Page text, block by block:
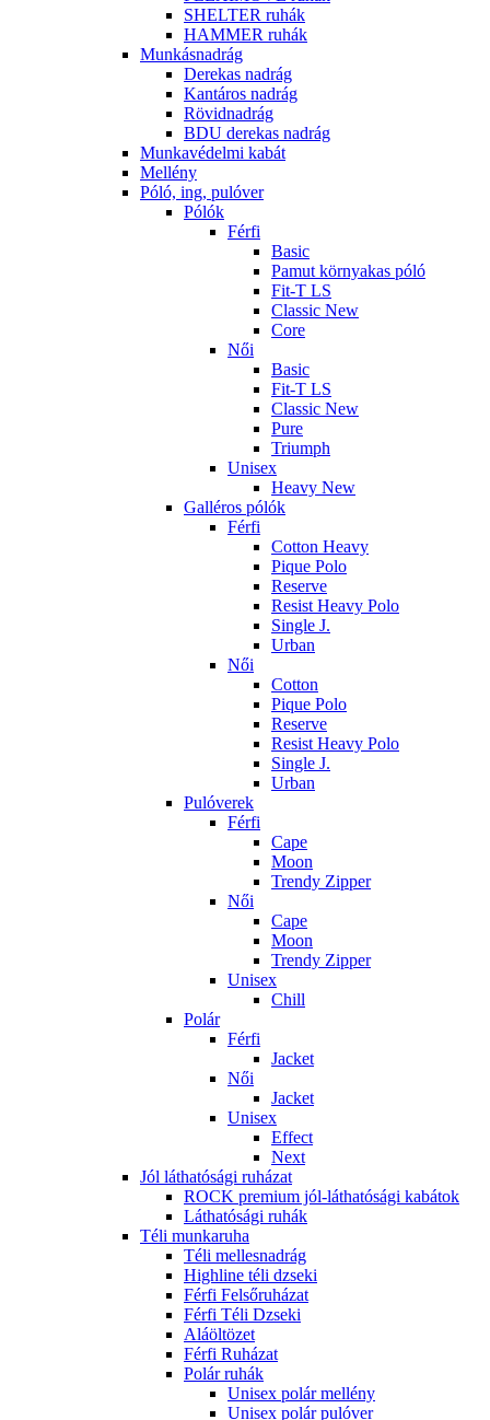
SHELTER ruhák
HAMMER ruhák
Munkásnadrág
Derekas nadrág
Kantáros nadrág
Rövidnadrág
BDU derekas nadrág
Munkavédelmi kabát
Mellény
Póló, ing, pulóver
Pólók
Férfi
Basic
Pamut környakas póló
Fit-T LS
Classic New
Core
Női
Basic
Fit-T LS
Classic New
Pure
Triumph
Unisex
Heavy New
Galléros pólók
Férfi
Cotton Heavy
Pique Polo
Reserve
Resist Heavy Polo
Single J.
Urban
Női
Cotton
Pique Polo
Reserve
Resist Heavy Polo
Single J.
Urban
Pulóverek
Férfi
Cape
Moon
Trendy Zipper
Női
Cape
Moon
Trendy Zipper
Unisex
Chill
Polár
Férfi
Jacket
Női
Jacket
Unisex
Effect
Next
Jól láthatósági ruházat
ROCK premium jól-láthatósági kabátok
Láthatósági ruhák
Téli munkaruha
Téli mellesnadrág
Highline téli dzseki
Férfi Felsőruházat
Férfi Téli Dzseki
Aláöltözet
Férfi Ruházat
Polár ruhák
Unisex polár mellény
Unisex polár pulóver